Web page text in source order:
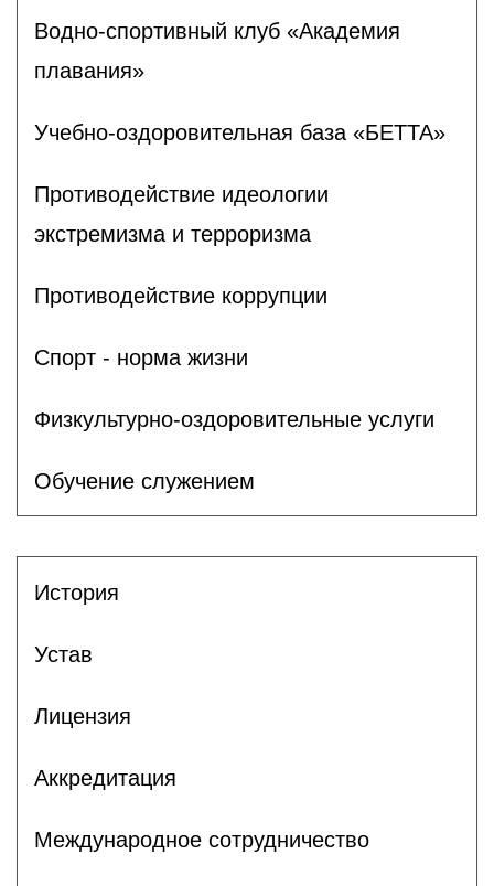
Водно-спортивный клуб «Академия
плавания»
Учебно-оздоровительная база «БЕТТА»
Противодействие идеологии
экстремизма и терроризма
Противодействие коррупции
Спорт - норма жизни
Физкультурно-оздоровительные услуги
Обучение служением
История
Устав
Лицензия
Аккредитация
Международное сотрудничество